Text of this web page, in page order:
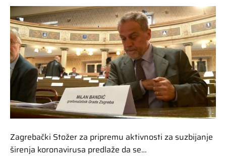
Zagrebački Stožer za pripremu aktivnosti za suzbijanje
širenja koronavirusa predlaže da se…